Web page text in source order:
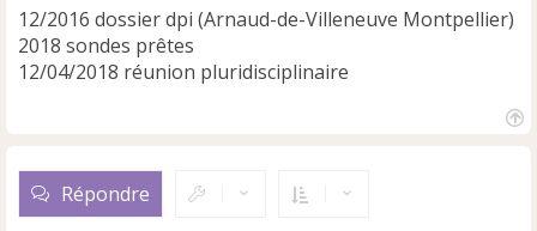
12/2016 dossier dpi (Arnaud-de-Villeneuve Montpellier)
2018 sondes prêtes
12/04/2018 réunion pluridisciplinaire
Répondre